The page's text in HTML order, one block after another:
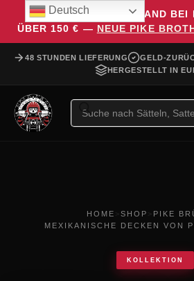
KOSTENLOSER VERSAND BEI
ÜBER 150 € — NEUE PIKE
48 STUNDEN LIEFERUNG GELD-
HERGESTELLT IN
Produktsuche
HOME SHOP PIKE
MEXIKANISCHE DECKEN VON
KOLLEKTION
Deutsch